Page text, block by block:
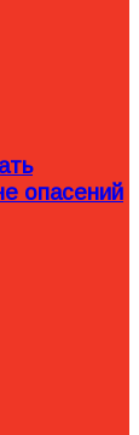
опасений